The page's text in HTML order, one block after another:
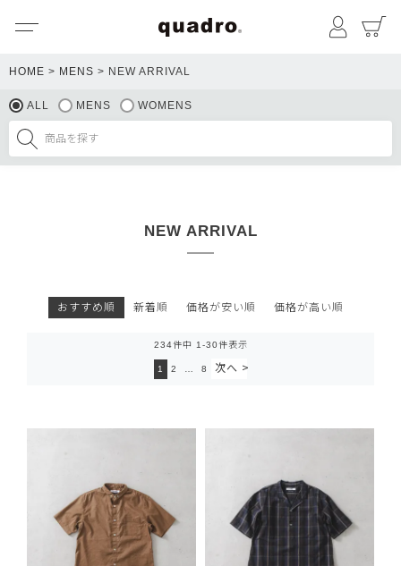
マイペ
HOME MENS NEW ARRIVAL
ALL MENS WOMENS
NEW ARRIVAL
おすすめ順 新着順 価格が安い順 価格が高い順
234件中 1 -30件表示
1 2 8